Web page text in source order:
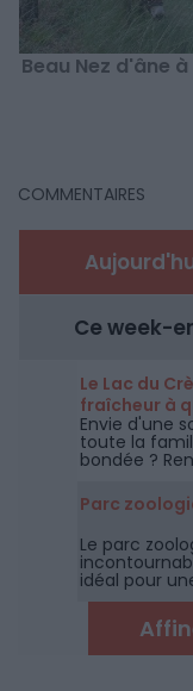
Beau Nez d'âne
COMMENTAIRES
Ce week-
Le Lac du
fraîcheur à
Montpellier
Envie d'une
toute la
bondée ?
gratuitement
quelques
Parc
Le parc
idéal pour
garrigue à
cinq